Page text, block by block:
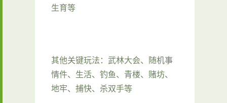
生育等
其他关键玩法：武林大会、随机事
情件、生活、钓鱼、青楼、赌坊、
地牢、捕快、杀双手等